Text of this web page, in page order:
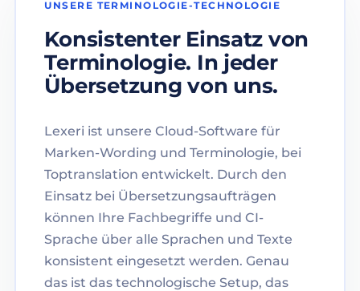
UNSERE TERMINOLOGIE-TECHNOLOGIE
Konsistenter Einsatz von
Terminologie. In jeder
Übersetzung von uns.
Lexeri ist unsere Cloud-Software für
Marken-Wording und Terminologie, bei
Toptranslation entwickelt. Durch den
Einsatz bei Übersetzungsaufträgen
können Ihre Fachbegriffe und CI-
Sprache über alle Sprachen und Texte
konsistent eingesetzt werden. Genau
das ist das technologische Setup, das